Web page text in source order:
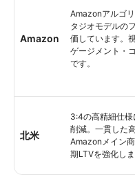
Amazon
Amazonアルゴ
タジオモデルの
価しています。
ゲージメント・
です。
北米
3:4の高精細仕
削減。一貫した
Amazonメイン
期LTVを強化しま